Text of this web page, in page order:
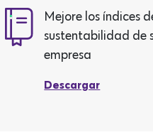
Mejore los índices
sustentabilidad de
empresa
Descargar